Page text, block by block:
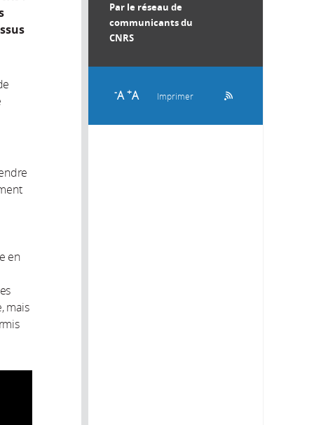
Par le réseau de
communicants du
CNRS
-A +A Imprimer
en
mais